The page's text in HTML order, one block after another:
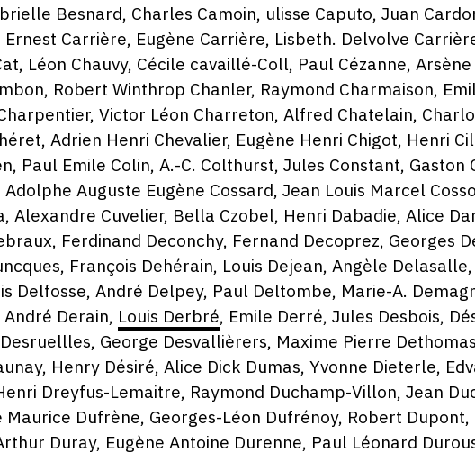
Besnard, Charles Camoin, ulisse Caputo, Juan
Carrière, Eugène Carrière, Lisbeth. Delvolve
Léon Chauvy, Cécile cavaillé-Coll, Paul Cézanne,
Robert Winthrop Chanler, Raymond Charmaison,
Victor Léon Charreton, Alfred Chatelain,
Adrien Henri Chevalier, Eugène Henri Chigot, Henri
Paul Emile Colin, A.-C. Colthurst, Jules Constant, Gaston
Auguste Eugène Cossard, Jean Louis Marcel
Alexandre Cuvelier, Bella Czobel, Henri Dabadie, Alice
Ferdinand Deconchy, Fernand Decoprez, Georges
François Dehérain, Louis Dejean, Angèle
Delfosse, André Delpey, Paul Deltombe, Marie-A.
Derain, Louis Derbré, Emile Derré, Jules Desbois,
George Desvallièrers, Maxime Pierre
Henry Désiré, Alice Dick Dumas, Yvonne Dieterle,
Dreyfus-Lemaitre, Raymond Duchamp-Villon, Jean
Dufrène, Georges-Léon Dufrénoy, Robert
Duray, Eugène Antoine Durenne, Paul Léonard